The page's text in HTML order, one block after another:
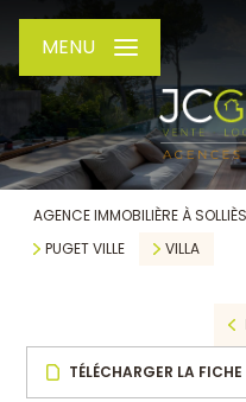
MENU
AGENCE IMMOBILIÈRE À
PUGET VILLE
VILLA
TÉLÉCHARGER LA FICHE